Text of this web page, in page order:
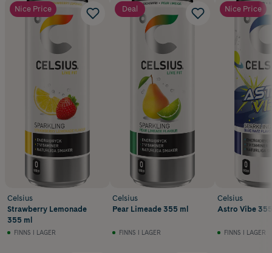
Nice Price
Celsius
Strawberry Lemonade
355 ml
FINNS I LAGER
Deal
Celsius
Pear Limeade 355 ml
FINNS I LAGER
Nice Price
Celsius
Astro Vibe
FINNS I LAGER